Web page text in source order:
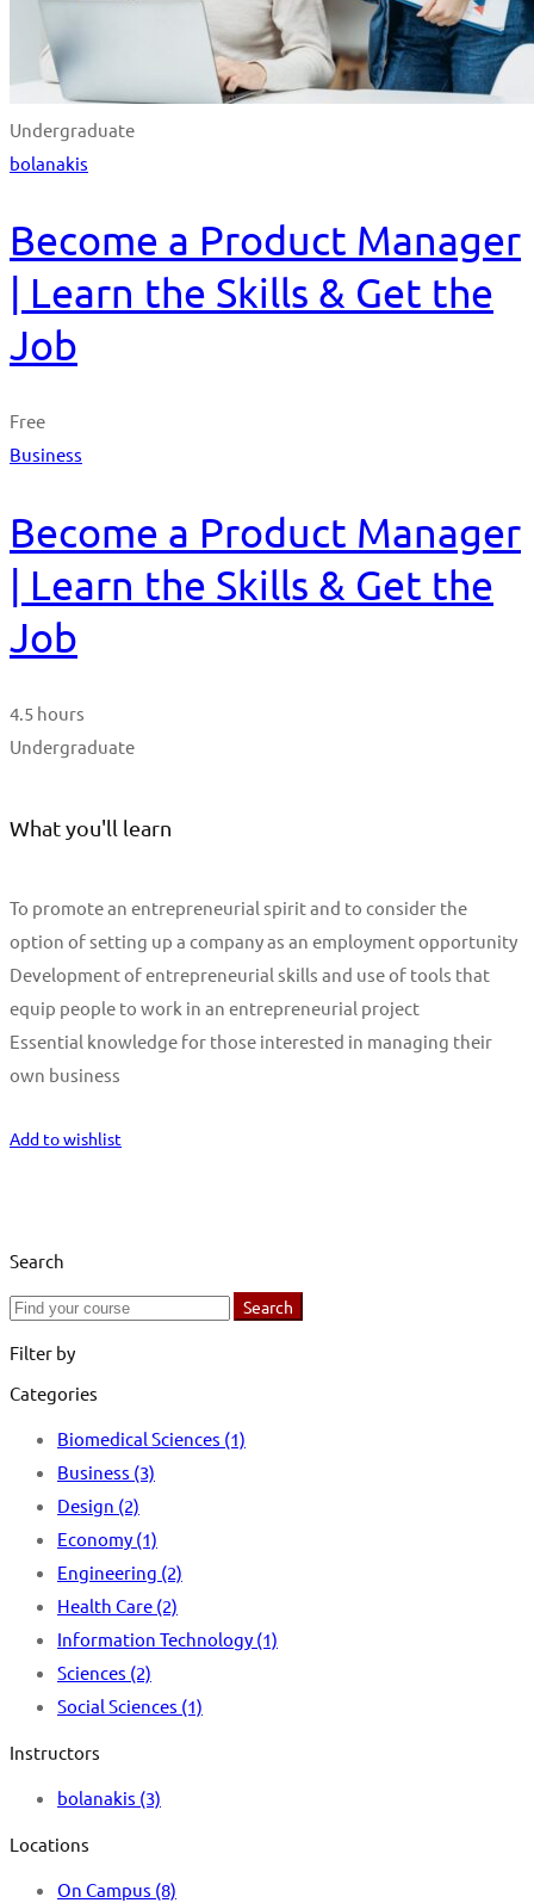
Undergraduate
bolanakis
Become a Product Manager
| Learn the Skills & Get the
Job
Free
Business
Become a Product Manager
| Learn the Skills & Get the
Job
4.5 hours
Undergraduate
What you'll learn
To promote an entrepreneurial spirit and to consider the
option of setting up a company as an employment opportunity
Development of entrepreneurial skills and use of tools that
equip people to work in an entrepreneurial project
Essential knowledge for those interested in managing their
own business
Add to wishlist
Search
Search
Search
Filter by
Categories
Biomedical Sciences (1)
Business (3)
Design (2)
Economy (1)
Engineering (2)
Health Care (2)
Information Technology (1)
Sciences (2)
Social Sciences (1)
Instructors
bolanakis (3)
Locations
On Campus (8)